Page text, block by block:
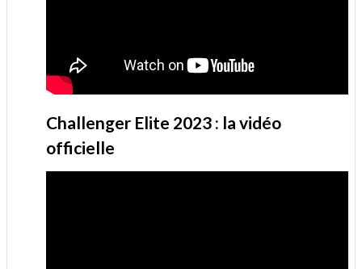
Challenger Elite 2023 : la vidéo
officielle